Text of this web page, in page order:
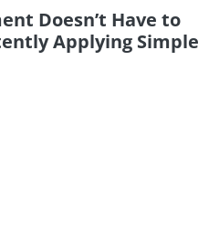
Doesn’t Have to
Applying Simple